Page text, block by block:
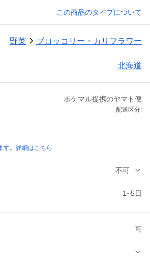
この商品のタイプについて
野菜 ブロッコリー・カリフラワー
北海道
ポケマル提携のヤマト便
配送区分:
。詳細はこちら
不可
1~5日
可